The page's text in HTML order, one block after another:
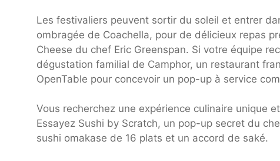
Les festivaliers peuvent sortir du soleil et entrer
ombragée de Coachella, pour de délicieux repas
Cheese du chef Eric Greenspan. Si votre équipe
dégustation familial de Camphor, un restaurant
OpenTable pour concevoir un pop-up à service
Vous recherchez une expérience culinaire unique
Essayez Sushi by Scratch, un pop-up secret du
sushi omakase de 16 plats et un accord de saké.